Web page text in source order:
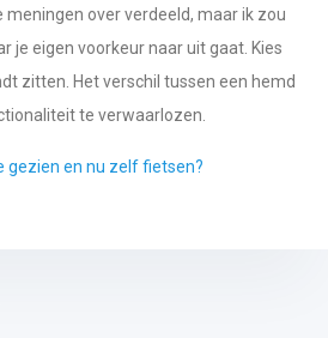
meningen over verdeeld, maar ik zou
je eigen voorkeur naar uit gaat. Kies
zitten. Het verschil tussen een hemd
te verwaarlozen.
gezien en nu zelf fietsen?